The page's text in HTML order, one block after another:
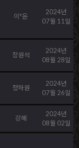
이*윤
2024년
07월 11일
장원석
2024년
08월 28일
정하원
2024년
07월 26일
강혜
2024년
08월 02일